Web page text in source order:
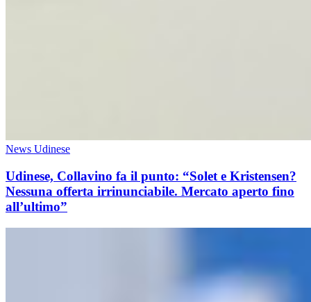
News Udinese
Udinese, Collavino fa il punto: “Solet e Kristensen?
Nessuna offerta irrinunciabile. Mercato aperto fino
all’ultimo”